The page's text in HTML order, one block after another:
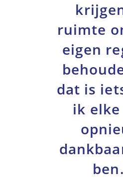
ruimte
eigen
dat is
ik elke